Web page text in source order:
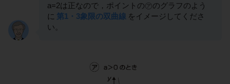
a=2は正なので，ポイントの㋐のグラフのよう
に 第1・3象限の双曲線 をイメージしてくださ
い。